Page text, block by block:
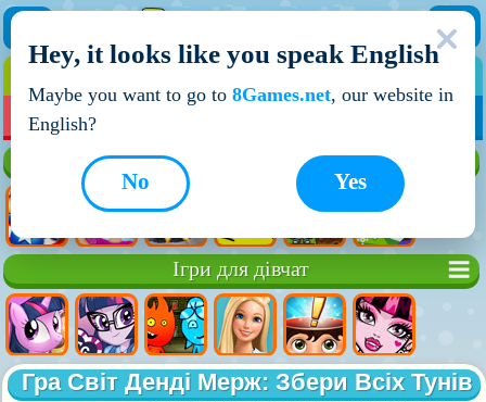
НОВІ ІГРИ
Ігри для дівчат
Гра Світ Денді Мерж: Збери Всіх Тунів
Hey, it looks like you speak English
Maybe you want to go to 8Games.net, our website in
English?
Yes
No